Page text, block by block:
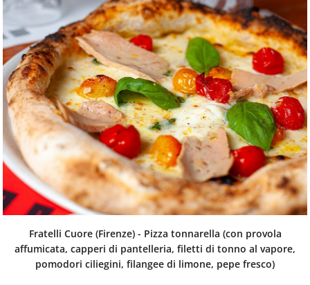
Fratelli Cuore (Firenze) - Pizza tonnarella (con provola
affumicata, capperi di pantelleria, filetti di tonno al vapore,
pomodori ciliegini, filangee di limone, pepe fresco)